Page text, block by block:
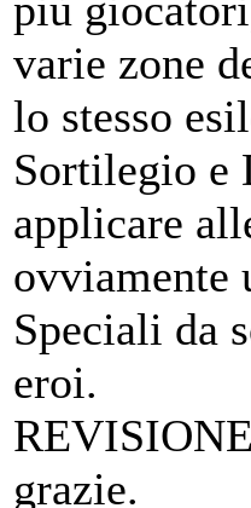
varie zone
lo stesso
Sortilegio e
applicare
ovviamente
Speciali da
eroi.
grazie.